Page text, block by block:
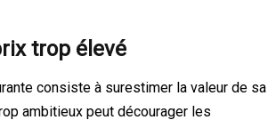
trop élevé
consiste à surestimer la valeur de sa
ambitieux peut décourager les